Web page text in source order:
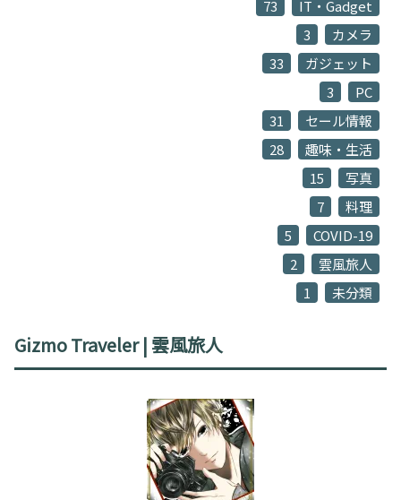
IT・Gadget
73
カメラ
3
ガジェット
33
PC
3
セール情報
31
趣味・生活
28
写真
15
料理
7
COVID-19
5
雲風旅人
2
未分類
1
Gizmo Traveler | 雲風旅人